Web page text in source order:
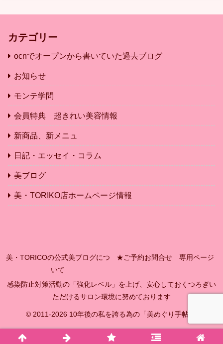
カテゴリー
ocnでオープンから書いていた過去ブログ
お知らせ
モンテ学問
会員特典 超きれい美容情報
新商品、新メニュ
日記・エッセイ・コラム
美ブログ
美・TORIKO店ホームページ情報
美・TORICOの公式美ブログにつ
いて
★ご予約お問合せ 専用ページ
感染防止対策活動の「強化レベル」を上げ、安心しておくつろぎい
ただけるサロン環境に努めております
© 2011-2026 10年後の私を誇る為の「美めぐり手帖」.